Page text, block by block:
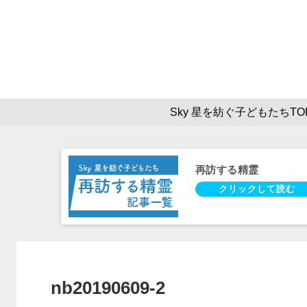
Sky 星を紡ぐ子どもたち
再訪する精霊
nb20190609-2